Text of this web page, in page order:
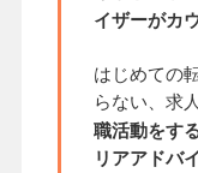
イザーがカ
はじめての
らない、求
職活動をす
リアアドバ